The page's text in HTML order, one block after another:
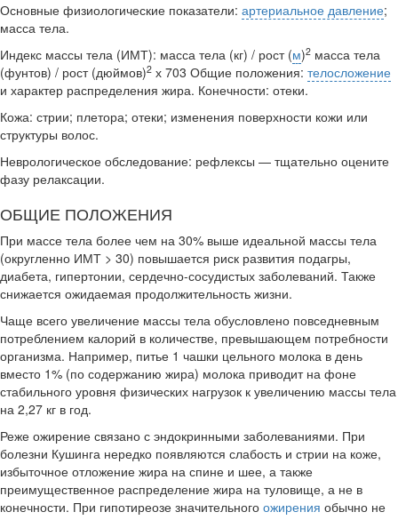
Основные физиологические показатели: артериальное давление;
масса тела.
Индекс массы тела (ИМТ): масса тела (кг) / рост (м)2 масса тела
(фунтов) / рост (дюймов)2 х 703 Общие положения: телосложение
и характер распределения жира. Конечности: отеки.
Кожа: стрии; плетора; отеки; изменения поверхности кожи или
структу­ры волос.
Неврологическое обследование: рефлексы — тщательно оцените
фазу ре­лаксации.
ОБЩИЕ ПОЛОЖЕНИЯ
При массе тела более чем на 30% выше идеальной массы тела
(окру­гленно ИМТ > 30) повышается риск развития подагры,
диабета, гипер­тонии, сердечно-сосудистых заболеваний. Также
снижается ожидаемая продолжительность жизни.
Чаще всего увеличение массы тела обусловлено повседневным
потре­блением калорий в количестве, превышающем потребности
организма. Например, питье 1 чашки цельного молока в день
вместо 1% (по содер­жанию жира) молока приводит на фоне
стабильного уровня физических нагрузок к увеличению массы тела
на 2,27 кг в год.
Реже ожирение связано с эндокринными заболеваниями. При
болез­ни Кушинга нередко появляются слабость и стрии на коже,
избыточное отложение жира на спине и шее, а также
преимущественное распределе­ние жира на туловище, а не в
конечности. При гипотиреозе значительно­го ожирения обычно не